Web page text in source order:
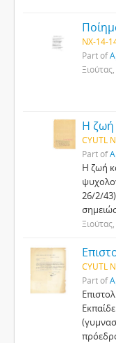
NX-14-
Part of
CYUTL
Part of
Η ζωή
26/2/43)
CYUTL
Part of